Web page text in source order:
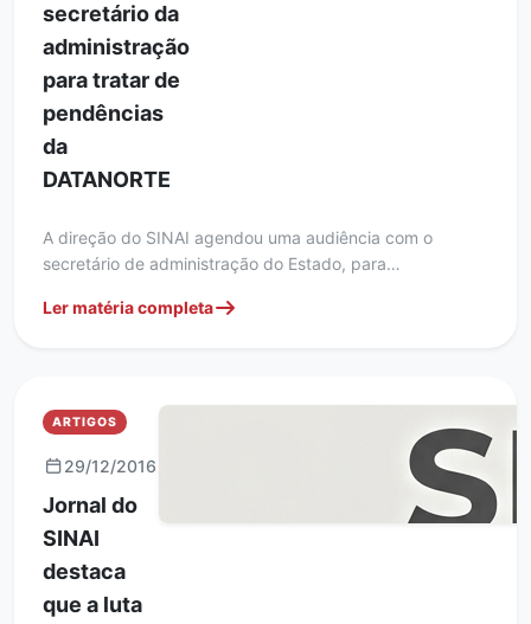
secretário da
administração
para tratar de
pendências
da
DATANORTE
A direção do SINAI agendou uma audiência com o
secretário de administração do Estado, para…
Ler matéria completa
ARTIGOS
29/12/2016
Jornal do
SINAI
destaca
que a luta